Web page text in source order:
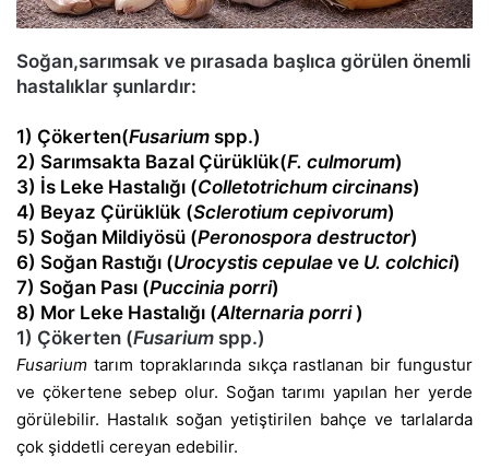
Soğan,sarımsak ve pırasada başlıca görülen önemli
hastalıklar şunlardır:
1) Çökerten(Fusarium spp.)
2) Sarımsakta Bazal Çürüklük(F. culmorum)
3) İs Leke Hastalığı (Colletotrichum circinans)
4) Beyaz Çürüklük (Sclerotium cepivorum)
5) Soğan Mildiyösü (Peronospora destructor)
6) Soğan Rastığı (Urocystis cepulae ve U. colchici)
7) Soğan Pası (Puccinia porri)
8) Mor Leke Hastalığı (Alternaria porri)
1) Çökerten (Fusarium spp.)
Fusarium tarım topraklarında sıkça rastlanan bir fungustur
ve çökertene sebep olur. Soğan tarımı yapılan her yerde
görülebilir. Hastalık soğan yetiştirilen bahçe ve tarlalarda
çok şiddetli cereyan edebilir.